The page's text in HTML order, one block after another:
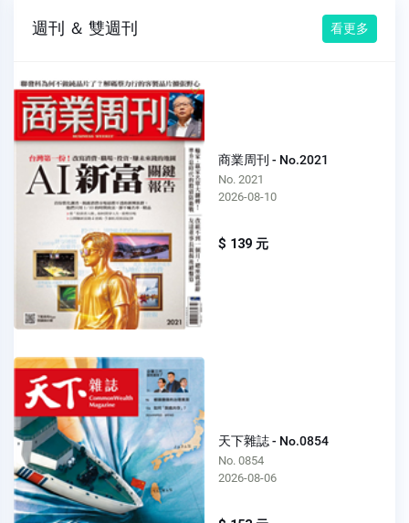
週刊 ＆ 雙週刊 看更多
商業周刊 - No.2021
No. 2021
2026-08-10
$ 139 元
天下雜誌 - No.0854
No. 0854
2026-08-06